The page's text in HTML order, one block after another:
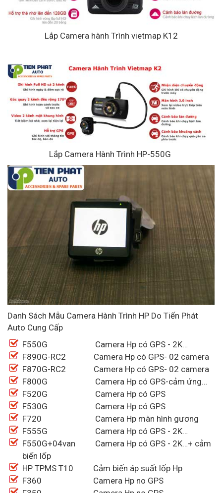
Lắp Camera hành Trình vietmap K12
Lắp Camera Hành Trình HP-550G
Danh Sách Mẫu Camera Hành Trình HP Do Tiến Phát
Auto Cung Cấp
F550G Camera Hp có GPS - 2K…
F890G-RC2 Camera Hp có GPS- 02 camera
F870G-RC2 Camera Hp có GPS- 02 camera
F800G Camera Hp có GPS-cảm ứng…
F520G Camera Hp có GPS
F530G Camera Hp có GPS
F720 Camera Hp màn hình gương
F555G Camera Hp có GPS - 2K…
F550G+04van Camera Hp có GPS - 2K…+ cảm
biến lốp
HP TPMS T10 Cảm biến áp suất lốp Hp
F360 Camera Hp no GPS